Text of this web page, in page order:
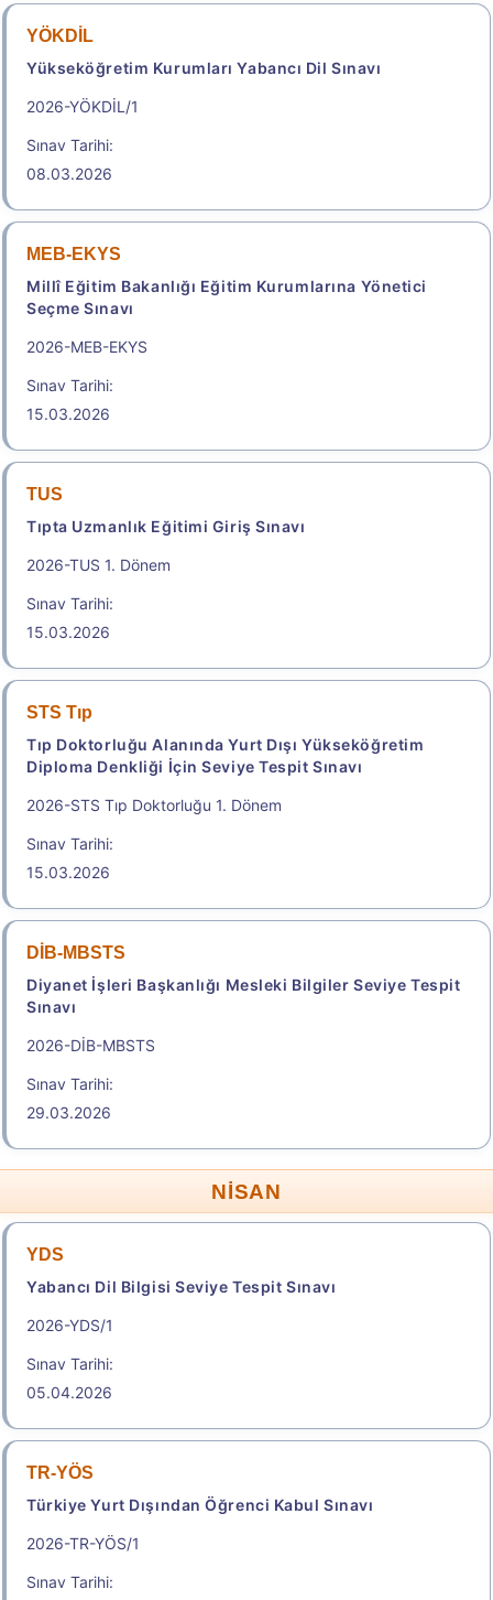
Aday İşlemleri Sistemi (AİS) Engelli Başvuru Kullanıcı
Başvuru Merkezleri
.
Başvuru Tarihi: 05.08.2026 14:00 -
2.150,00
Aday İşlemleri Sistemi (AİS) Engelli Başvuru Kullanıcı
.2026-ÖZYES
YKS Kapsamında Spor Bilimleri İçin Özel Yetenek
Sınavı
Sınav Tarihi: 15.08.2026 - 18.08.2026
2026 Özel Yetenek Sınavı (ÖZYES) Kılavuzu
.
Sonuç Tarihi: 18.08.2026
Sonuçlar
.2026-KPSS Ön Lisans
Kamu Personel Seçme Sınavı
Geç Başvuru Tarihi: 19.08.2026 - 20.08.2026
23:59
800,00
YÖKDİL
Yükseköğretim Kurumları Yabancı Dil Sınavı
2026-YÖKDİL/1
Sınav Tarihi:
08.03.2026
MEB-EKYS
Millî Eğitim Bakanlığı Eğitim Kurumlarına Yönetici
Seçme Sınavı
2026-MEB-EKYS
Sınav Tarihi:
15.03.2026
TUS
Tıpta Uzmanlık Eğitimi Giriş Sınavı
2026-TUS 1. Dönem
Sınav Tarihi:
15.03.2026
STS Tıp
Tıp Doktorluğu Alanında Yurt Dışı Yükseköğretim
Diploma Denkliği İçin Seviye Tespit Sınavı
2026-STS Tıp Doktorluğu 1. Dönem
Sınav Tarihi:
15.03.2026
DİB-MBSTS
Diyanet İşleri Başkanlığı Mesleki Bilgiler Seviye Tespit
Sınavı
2026-DİB-MBSTS
Sınav Tarihi:
29.03.2026
NİSAN
YDS
Yabancı Dil Bilgisi Seviye Tespit Sınavı
2026-YDS/1
Sınav Tarihi:
05.04.2026
TR-YÖS
Türkiye Yurt Dışından Öğrenci Kabul Sınavı
2026-TR-YÖS/1
Sınav Tarihi: